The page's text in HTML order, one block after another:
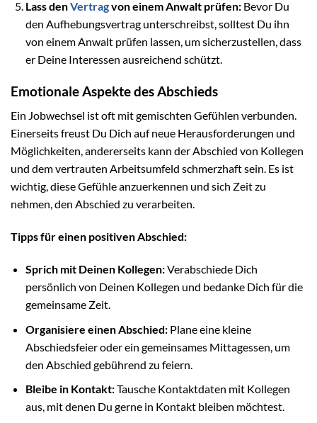
Lass denVertragvon einem Anwalt prüfen:Bevor Du
den Aufhebungsvertrag unterschreibst, solltest Du ihn
von einem Anwalt prüfen lassen, um sicherzustellen, dass
er Deine Interessen ausreichend schützt.
Emotionale Aspekte des Abschieds
Ein Jobwechsel ist oft mit gemischten Gefühlen verbunden.
Einerseits freust Du Dich auf neue Herausforderungen und
Möglichkeiten, andererseits kann der Abschied von Kollegen
und dem vertrauten Arbeitsumfeld schmerzhaft sein. Es ist
wichtig, diese Gefühle anzuerkennen und sich Zeit zu
nehmen, den Abschied zu verarbeiten.
Tipps für einen positiven Abschied:
Sprich mit Deinen Kollegen:Verabschiede Dich
persönlich von Deinen Kollegen und bedanke Dich für die
gemeinsame Zeit.
Organisiere einen Abschied:Plane eine kleine
Abschiedsfeier oder ein gemeinsames Mittagessen, um
den Abschied gebührend zu feiern.
Bleibe in Kontakt:Tausche Kontaktdaten mit Kollegen
aus, mit denen Du gerne in Kontakt bleiben möchtest.